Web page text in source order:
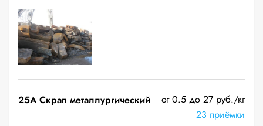
25A Скрап металлургический
от 0.5 до 27 руб./кг
23 приёмки